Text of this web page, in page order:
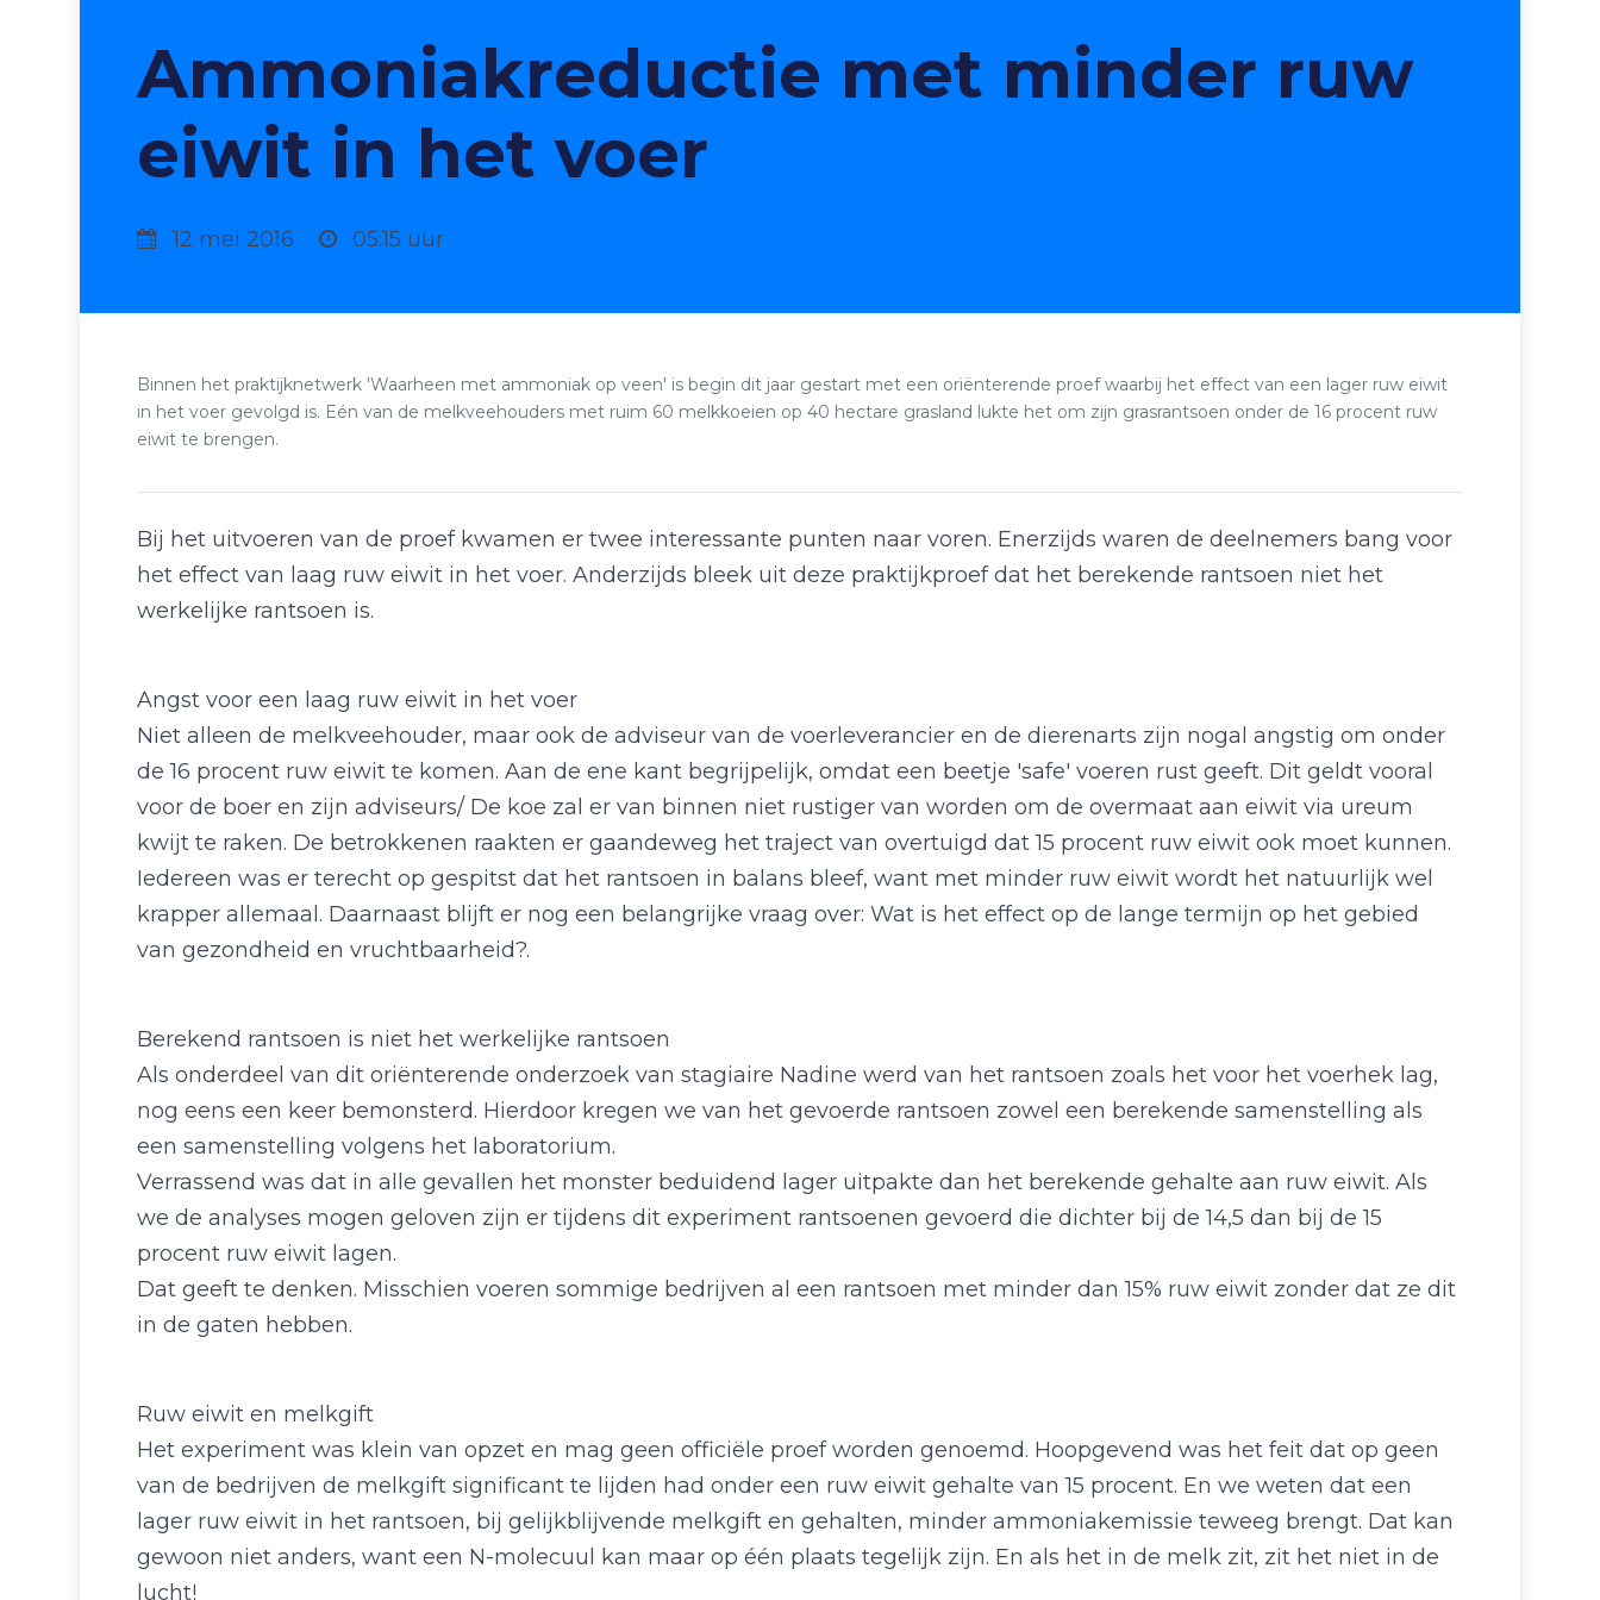
Ammoniakreductie met minder ruw
eiwit in het voer
12 mei 2016 05:15 uur
Binnen het praktijknetwerk 'Waarheen met ammoniak op veen' is begin dit jaar gestart met een oriënterende proef waarbij het effect van een lager ruw eiwit
in het voer gevolgd is. Eén van de melkveehouders met ruim 60 melkkoeien op 40 hectare grasland lukte het om zijn grasrantsoen onder de 16 procent ruw
eiwit te brengen.
Bij het uitvoeren van de proef kwamen er twee interessante punten naar voren. Enerzijds waren de deelnemers bang voor
het effect van laag ruw eiwit in het voer. Anderzijds bleek uit deze praktijkproef dat het berekende rantsoen niet het
werkelijke rantsoen is.
Angst voor een laag ruw eiwit in het voer
Niet alleen de melkveehouder, maar ook de adviseur van de voerleverancier en de dierenarts zijn nogal angstig om onder
de 16 procent ruw eiwit te komen. Aan de ene kant begrijpelijk, omdat een beetje 'safe' voeren rust geeft. Dit geldt vooral
voor de boer en zijn adviseurs/ De koe zal er van binnen niet rustiger van worden om de overmaat aan eiwit via ureum
kwijt te raken. De betrokkenen raakten er gaandeweg het traject van overtuigd dat 15 procent ruw eiwit ook moet kunnen.
Iedereen was er terecht op gespitst dat het rantsoen in balans bleef, want met minder ruw eiwit wordt het natuurlijk wel
krapper allemaal. Daarnaast blijft er nog een belangrijke vraag over: Wat is het effect op de lange termijn op het gebied
van gezondheid en vruchtbaarheid?.
Berekend rantsoen is niet het werkelijke rantsoen
Als onderdeel van dit oriënterende onderzoek van stagiaire Nadine werd van het rantsoen zoals het voor het voerhek lag,
nog eens een keer bemonsterd. Hierdoor kregen we van het gevoerde rantsoen zowel een berekende samenstelling als
een samenstelling volgens het laboratorium.
Verrassend was dat in alle gevallen het monster beduidend lager uitpakte dan het berekende gehalte aan ruw eiwit. Als
we de analyses mogen geloven zijn er tijdens dit experiment rantsoenen gevoerd die dichter bij de 14,5 dan bij de 15
procent ruw eiwit lagen.
Dat geeft te denken. Misschien voeren sommige bedrijven al een rantsoen met minder dan 15% ruw eiwit zonder dat ze dit
in de gaten hebben.
Ruw eiwit en melkgift
Het experiment was klein van opzet en mag geen officiële proef worden genoemd. Hoopgevend was het feit dat op geen
van de bedrijven de melkgift significant te lijden had onder een ruw eiwit gehalte van 15 procent. En we weten dat een
lager ruw eiwit in het rantsoen, bij gelijkblijvende melkgift en gehalten, minder ammoniakemissie teweeg brengt. Dat kan
gewoon niet anders, want een N-molecuul kan maar op één plaats tegelijk zijn. En als het in de melk zit, zit het niet in de
lucht!